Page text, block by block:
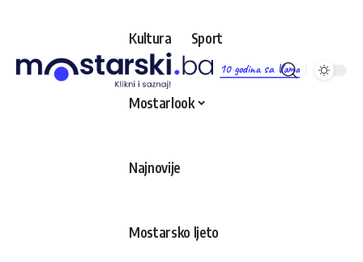
10 godina sa Vama
Kultura Sport
Mostarlook
Najnovije
Mostarsko ljeto